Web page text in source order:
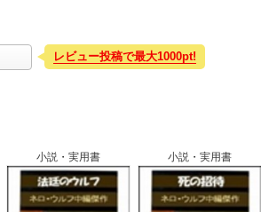
レビュー投稿で最大1000pt!
小説・実用書 小説・実用書